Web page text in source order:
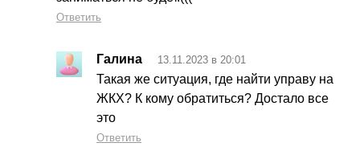
Ответить
Галина 13.11.2023 в 20:01
Такая же ситуация, где найти управу на
ЖКХ? К кому обратиться? Достало все
это
Ответить